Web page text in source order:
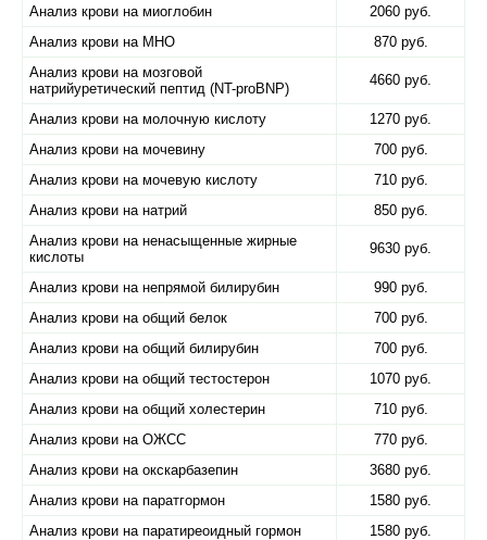
Анализ крови на миоглобин
2060 руб.
Анализ крови на МНО
870 руб.
Анализ крови на мозговой
натрийуретический пептид (NT-proBNP)
4660 руб.
Анализ крови на молочную кислоту
1270 руб.
Анализ крови на мочевину
700 руб.
Анализ крови на мочевую кислоту
710 руб.
Анализ крови на натрий
850 руб.
Анализ крови на ненасыщенные жирные
кислоты
9630 руб.
Анализ крови на непрямой билирубин
990 руб.
Анализ крови на общий белок
700 руб.
Анализ крови на общий билирубин
700 руб.
Анализ крови на общий тестостерон
1070 руб.
Анализ крови на общий холестерин
710 руб.
Анализ крови на ОЖСС
770 руб.
Анализ крови на окскарбазепин
3680 руб.
Анализ крови на паратгормон
1580 руб.
Анализ крови на паратиреоидный гормон
1580 руб.